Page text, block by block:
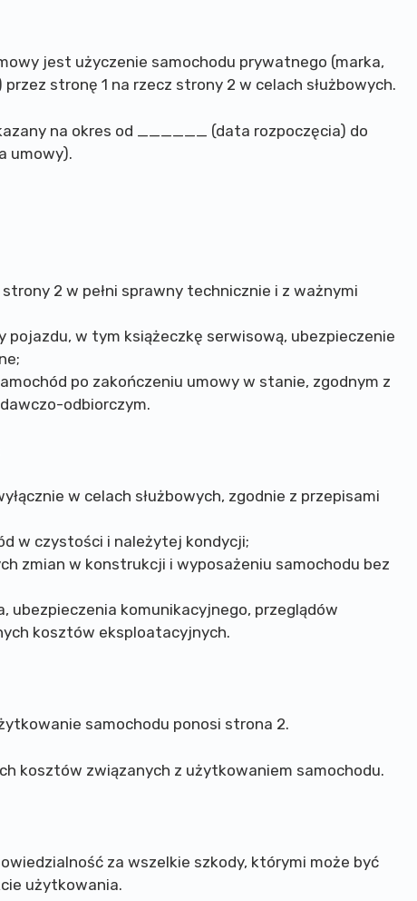
jest użyczenie samochodu prywatnego (marka,
stronę 1 na rzecz strony 2 w celach służbowych.
na okres od ______ (data rozpoczęcia) do
umowy).
2 w pełni sprawny technicznie i z ważnymi
pojazdu, w tym książeczkę serwisową, ubezpieczenie
po zakończeniu umowy w stanie, zgodnym z
odbiorczym.
w celach służbowych, zgodnie z przepisami
w czystości i należytej kondycji;
zmian w konstrukcji i wyposażeniu samochodu bez
ubezpieczenia komunikacyjnego, przeglądów
kosztów eksploatacyjnych.
samochodu ponosi strona 2.
kosztów związanych z użytkowaniem samochodu.
za wszelkie szkody, którymi może być
użytkowania.